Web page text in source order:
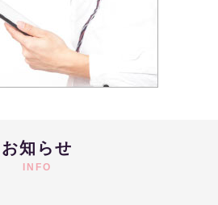
お知らせ
INFO